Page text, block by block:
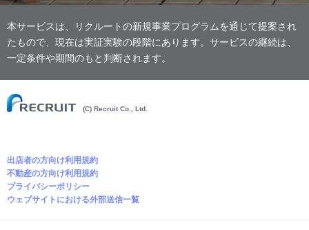
本サービスは、リクルートの新規事業プログラムを通じて提案され
たもので、現在は実証実験の段階にあります。サービスの継続は、
一定条件や期間のもと判断されます。
(C) Recruit Co., Ltd.
出店者の方向け利用規約
不動産の方向け利用規約
プライバシーポリシー
ウェブサイトにおける外部送信一覧